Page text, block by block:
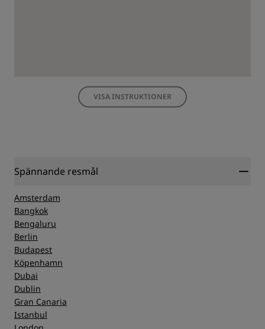
VISA INSTRUKTIONER
Spännande resmål
Amsterdam
Bangkok
Bengaluru
Berlin
Budapest
Köpenhamn
Dubai
Dublin
Gran Canaria
Istanbul